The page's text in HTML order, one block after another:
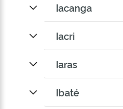
Iacanga
Iacri
Iaras
Ibaté